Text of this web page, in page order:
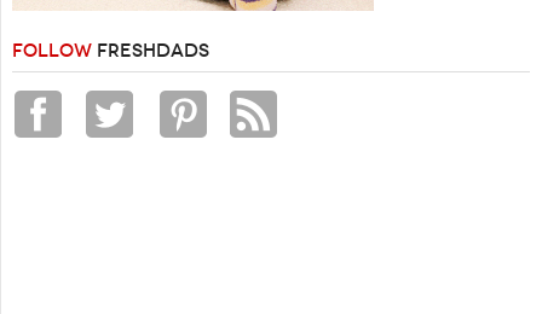
FOLLOW FRESHDADS